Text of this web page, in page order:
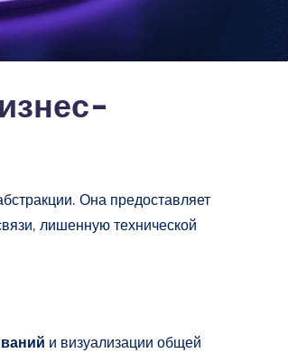
Она предоставляет
лишенную технической
и визуализации общей